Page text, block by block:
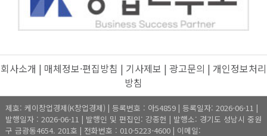
회사소개 | 매체정보·편집방침 | 기사제보 | 광고문의 | 개인정보처리
방침
제호: 케이창업경제(K창업경제) | 등록번호 : 아54859 | 등록일자: 2026-06-11 |
발행일자 : 2026-06-11 | 발행인 및 편집인: 강종헌 | 발행소: 경기도 성남시 중원
구 금광동4654. 201호 | 전화번호 : 010-5223-4600 | 이메일: